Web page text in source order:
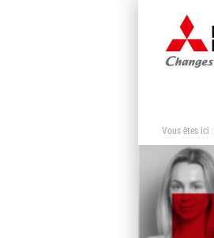
Vous êtes ici :